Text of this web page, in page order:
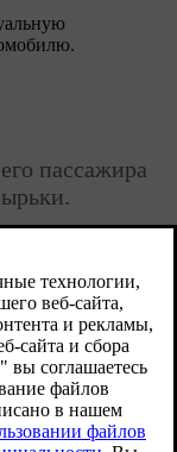
пассажира
вниз и